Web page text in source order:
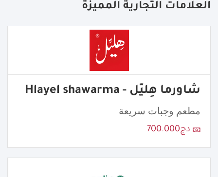
العلامات التجارية المميزة
شاورما هِليّل - Hlayel shawarma
مطعم وجبات سريعة
دج700.000